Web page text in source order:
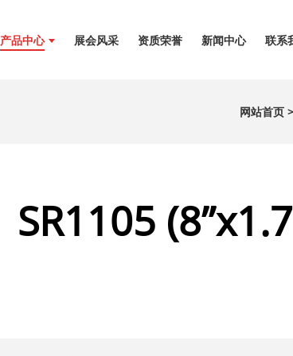
产品中心 展会风采 资质荣誉 新闻中心 联系
网站首页 >
SR1105